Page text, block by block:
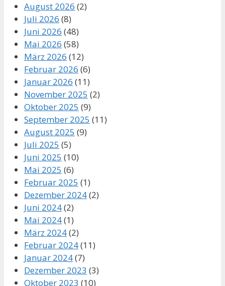
August 2026 (2)
Juli 2026 (8)
Juni 2026 (48)
Mai 2026 (58)
März 2026 (12)
Februar 2026 (6)
Januar 2026 (11)
November 2025 (2)
Oktober 2025 (9)
September 2025 (11)
August 2025 (9)
Juli 2025 (5)
Juni 2025 (10)
Mai 2025 (6)
Februar 2025 (1)
Dezember 2024(2)
Juni 2024(2)
Mai 2024(1)
März 2024(2)
Februar 2024(11)
Januar 2024(7)
Dezember 2023 (3)
Oktober 2023 (10)